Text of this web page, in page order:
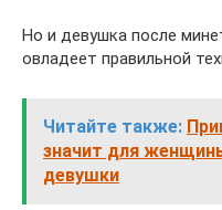
Но и девушка после
овладеет правильной
Читайте также:
значит для
девушки